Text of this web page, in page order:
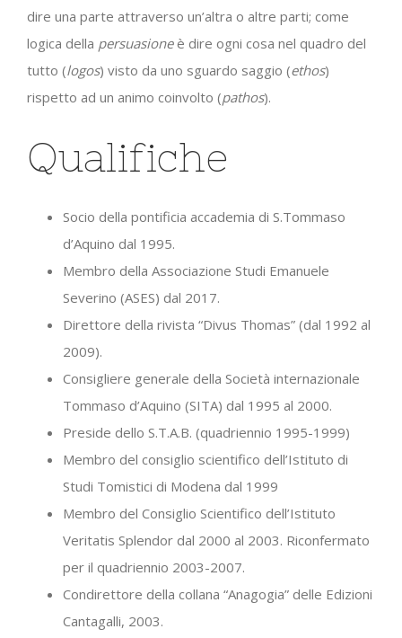
dire una parte attraverso un’altra o altre parti; come
logica della persuasioneè dire ogni cosa nel quadro del
tutto (logos) visto da uno sguardo saggio (ethos)
rispetto ad un animo coinvolto (pathos).
Qualifiche
Socio della pontificia accademia di S.Tommaso
d’Aquino dal 1995.
Membro della Associazione Studi Emanuele
Severino (ASES) dal 2017.
Direttore della rivista “Divus Thomas” (dal 1992 al
2009).
Consigliere generale della Società internazionale
Tommaso d’Aquino (SITA) dal 1995 al 2000.
Preside dello S.T.A.B. (quadriennio 1995-1999)
Membro del consiglio scientifico dell’Istituto di
Studi Tomistici di Modena dal 1999
Membro del Consiglio Scientifico dell’Istituto
Veritatis Splendor dal 2000 al 2003. Riconfermato
per il quadriennio 2003-2007.
Condirettore della collana “Anagogia” delle Edizioni
Cantagalli, 2003.